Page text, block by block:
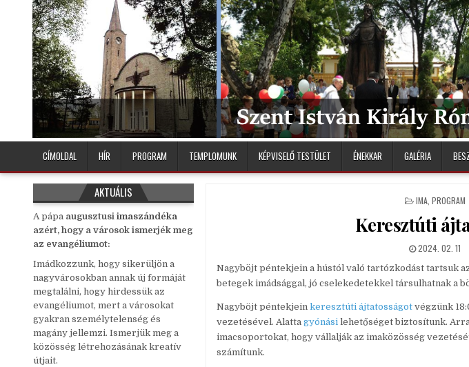
content
Debreceni Szent István Plébánia
CÍMOLDAL HÍR PROGRAM TEMPLOMUNK KÉPVISELŐ TESTÜLET ÉNEKKAR GALÉRIA
POSTED
IMA, PROGRAM
Keresztúti
PUBLISHED
2024. 02. 11
Nagyböjt péntekjein a hústól való tartózkodást tartsuk
betegek imádsággal, jó cselekedetekkel társulhatnak a
Nagyböjt péntekjeinkeresztúti ájtatosságot végzünk
vezetésével. Alattagyónási lehetőséget biztosítunk.
imacsoportokat, hogy vállalják az imaközösség
számítunk.
AKTUÁLIS
A pápa augusztusiimaszándéka
azért, hogy a városok ismerjék meg
az evangéliumot:
Imádkozzunk, hogy sikerüljön a
nagyvárosokban annak új formáját
megtalálni, hogy hirdessük az
evangéliumot, mert a városokat
gyakran személytelenség és
magány jellemzi. Ismerjük meg a
közösség létrehozásának kreatív
útjait.